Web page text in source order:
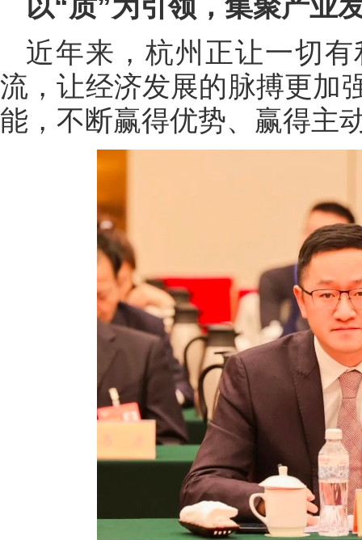
近年来，杭州正让一切
流，让经济发展的脉搏更加
能，不断赢得优势、赢得主